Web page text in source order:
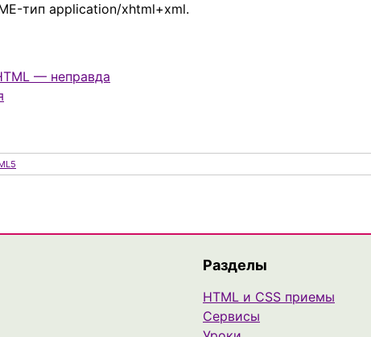
тип application/xhtml+xml.
— неправда
Разделы
HTML и CSS приемы
Сервисы